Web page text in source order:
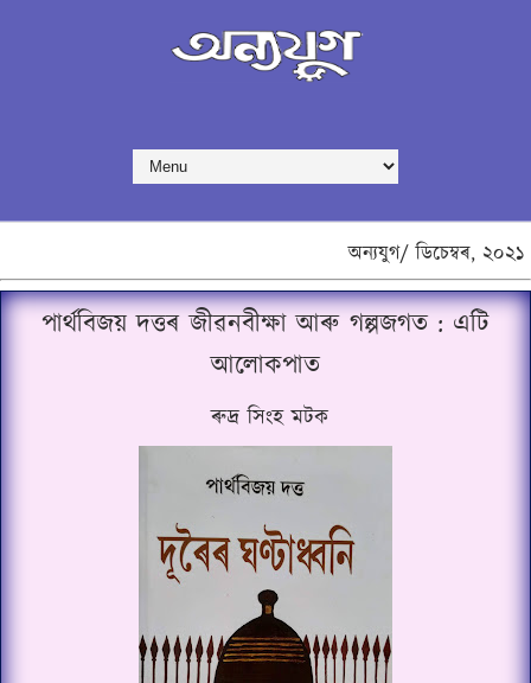
অন্যযুগ/ ডিচেম্বৰ, ২০২১
পাৰ্থবিজয় দত্তৰ জীৱনবীক্ষা আৰু গল্পজগত : এটি
আলোকপাত
ৰুদ্ৰ সিংহ মটক